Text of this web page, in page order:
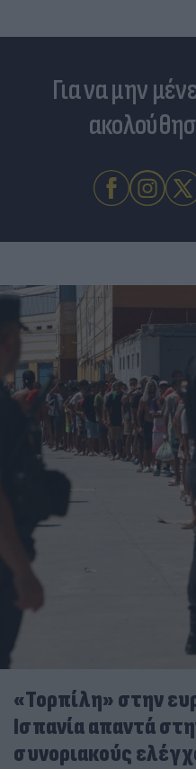
Για να μην
«Τορπίλη» στην
Ισπανία απαντά
συνοριακούς